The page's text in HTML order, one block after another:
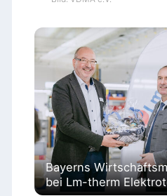
Bayerns
bei Lm-therm